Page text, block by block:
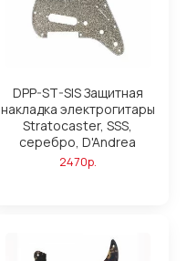
DPP-ST-SIS Защитная
накладка электрогитары
Stratocaster, SSS,
серебро, D'Andrea
2470р.